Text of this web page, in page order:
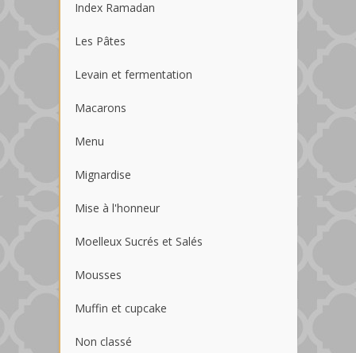
Index Ramadan
Les Pâtes
Levain et fermentation
Macarons
Menu
Mignardise
Mise à l'honneur
Moelleux Sucrés et Salés
Mousses
Muffin et cupcake
Non classé